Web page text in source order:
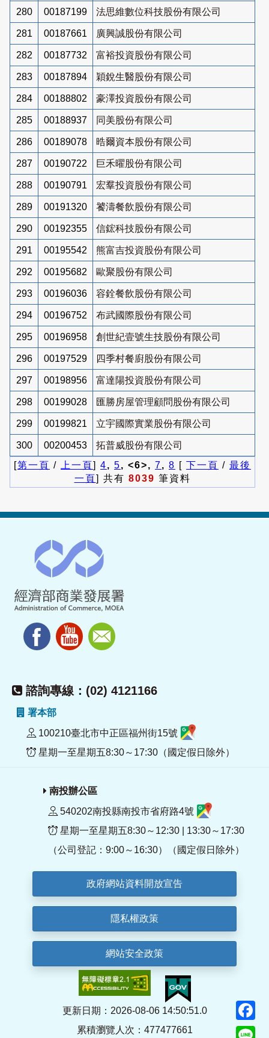
280 00187199 法思維數位科技股份有限公司
281 00187661 廣興誠股份有限公司
282 00187732 富裕投資股份有限公司
283 00187894 穎銳生醫股份有限公司
284 00188802 豪澤投資股份有限公司
285 00188937 同美股份有限公司
286 00189078 晧爾資本股份有限公司
287 00190722 巨禾曜股份有限公司
288 00190791 宏羣投資股份有限公司
289 00191320 饕濤餐飲股份有限公司
290 00192355 信鋐科技股份有限公司
291 00195542 熊富吉投資股份有限公司
292 00195682 歐聚股份有限公司
293 00196036 容銓餐飲股份有限公司
294 00196752 布武國際股份有限公司
295 00196958 創世紀壹號生技股份有限公司
296 00197529 四季村餐廚股份有限公司
297 00198956 富達陽投資股份有限公司
298 00199028 匯勝房屋管理顧問股份有限公司
299 00199821 立宇國際實業股份有限公司
300 00200453
拓普威股份有限公司
[第一頁 / 上一頁] 4, 5, <6>, 7, 8 [ 下一頁 / 最後
一頁] 共有 8039 筆資料
諮詢專線：(02) 4121166
署本部
100210臺北市中正區福州街15號
星期一至星期五8:30～17:30（國定假日除外）
南投辦公區
540202南投縣南投市省府路4號
星期一至星期五8:30～12:30 | 13:30～17:30
（公司登記：9:00～16:30）（國定假日除外）
政府網站資料開放宣告
隱私權政策
網站安全政策
更新日期：2026-08-06 14:50:51.0
累積瀏覽人次：477477661